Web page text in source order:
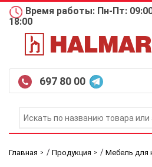
Время работы: Пн-Пт:
18:00
697 80 00
Главная / Продукция / Мебель для